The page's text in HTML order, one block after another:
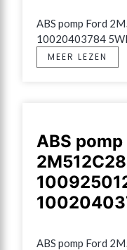
ABS pomp Ford
10020403784
MEER LEZEN
ABS pomp
ABS pomp Ford